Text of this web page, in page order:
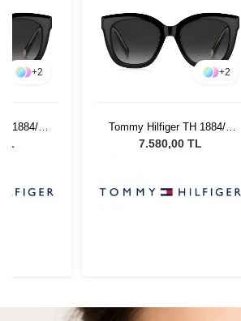
+2
1884/S
+2
Tommy Hilfiger TH 1884/S
8079O - 52 Kadın Güneş
7.580,00 TL